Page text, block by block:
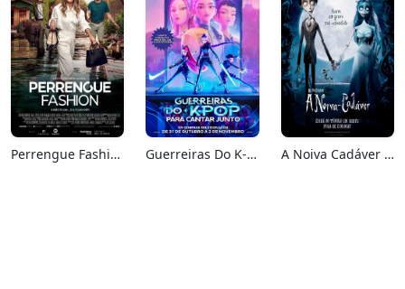
Perrengue Fashion Guerreiras Do K-Pop: Para Cantar Junto A Noiva Cadáver (Relançamento)